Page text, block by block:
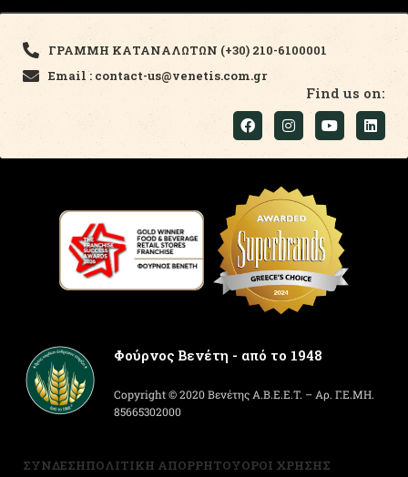
ΓΡΑΜΜΗ ΚΑΤΑΝΑΛΩΤΩΝ (+30) 210-6100001
Email : contact-us@venetis.com.gr
Find us on:
Φούρνος Βενέτη - από το 1948
Copyright © 2020 Βενέτης Α.Β.Ε.Ε.Τ. – Αρ. Γ.Ε.ΜΗ.
85665302000
ΣΥΝΔΕΣΗΠΟΛΙΤΙΚΗ ΑΠΟΡΡΗΤΟΥΟΡΟΙ ΧΡΗΣΗΣ